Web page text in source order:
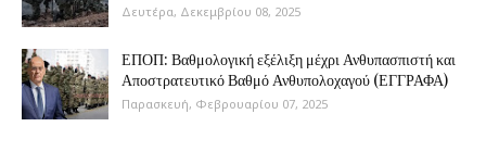
Δευτέρα, Δεκεμβρίου 08, 2025
ΕΠΟΠ: Βαθμολογική εξέλιξη μέχρι Ανθυπασπιστή και
Αποστρατευτικό Βαθμό Ανθυπολοχαγού (ΕΓΓΡΑΦΑ)
Παρασκευή, Φεβρουαρίου 07, 2025